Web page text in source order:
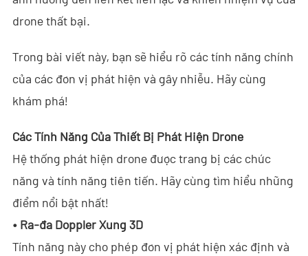
- - - ND-BR016 Máy Dò RF Anti-Drone Toàn Băng
- - - ND-BR019 Máy Dò RF Anti-Drone Cầm Tay
- - Hệ Thống Giả Mạo GPS
- Hệ Thống Ra-đa Nhìn Xuyên Tường
- - ND-SV003 Hệ Thống Ra-đa Xuyên Tường
- - ND-SV004 Hệ Thống Ra-đa Xuyên Tường Di Động
- - ND-SV007 Hệ Thống Ra-đa Xuyên Tường 2D Cầm Tay
drone thất bại.
Trong bài viết này, bạn sẽ hiểu rõ các tính năng chính
của các đơn vị phát hiện và gây nhiễu. Hãy cùng
khám phá!
Các Tính Năng Của Thiết Bị Phát Hiện Drone
Hệ thống phát hiện drone được trang bị các chức
năng và tính năng tiên tiến. Hãy cùng tìm hiểu những
điểm nổi bật nhất!
• Ra-đa Doppler Xung 3D
Tính năng này cho phép đơn vị phát hiện xác định và